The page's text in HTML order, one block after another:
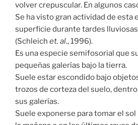
volver crepuscular. En algunos
Se ha visto gran actividad de esta
superficie durante tardes
(Schleich et. al., 1996).
Es una especie semifosorial que
pequeñas galerías bajo la tierra.
Suele estar escondido bajo
trozos de corteza del suelo,
sus galerías.
Suele exponerse para tomar el